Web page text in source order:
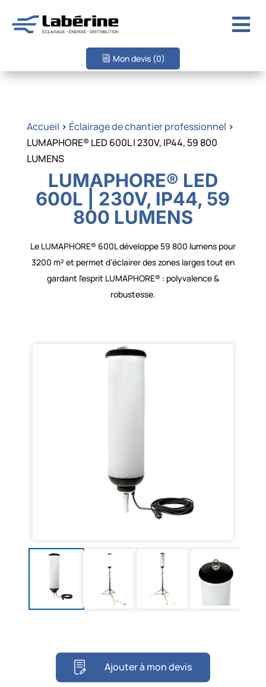

Mon devis (0)
Accueil > Éclairage de chantier professionnel >
LUMAPHORE® LED 600L | 230V, IP44, 59 800
LUMENS
LUMAPHORE® LED
600L | 230V, IP44, 59
800 LUMENS
Le LUMAPHORE® 600L développe 59 800 lumens pour
3200 m² et permet d’éclairer des zones larges tout en
gardant l’esprit LUMAPHORE® : polyvalence &
robustesse.
Ajouter à mon devis